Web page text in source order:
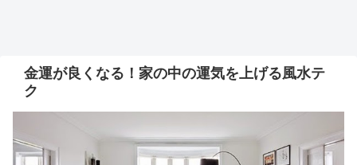
金運が良くなる！家の中の運気を上げる風水テ
ク